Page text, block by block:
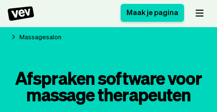
bedrijven
Bezorgsoftware
CRM voor MKB
Software voor
groepslessen
Software voor
Maak je pagina
Massagesalon
Afspraken software voor
massage therapeuten